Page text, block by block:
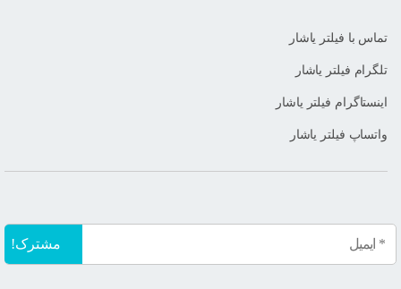
تماس با فیلتر یاشار
تلگرام فیلتر یاشار
اینستاگرام فیلتر یاشار
واتساپ فیلتر یاشار